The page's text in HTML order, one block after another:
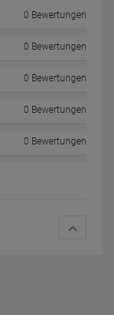
0 Bewertungen
0 Bewertungen
0 Bewertungen
0 Bewertungen
0 Bewertungen